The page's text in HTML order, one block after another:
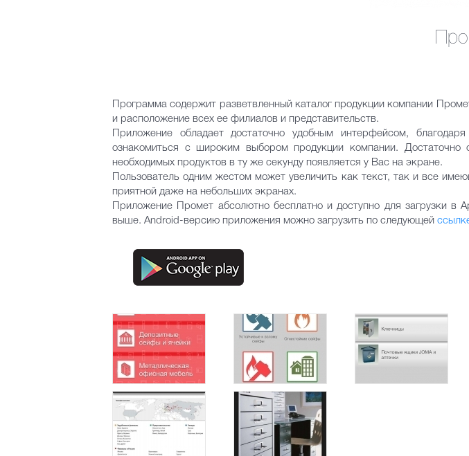
Программа содержит разветвленный каталог продукции компании
и расположение всех ее филиалов и представительств.
Приложение обладает достаточно удобным интерфейсом,
ознакомиться с широким выбором продукции компании.
необходимых продуктов в ту же секунду появляется у Вас на экране.
Пользователь одним жестом может увеличить как текст, так и все
приятной даже на небольших экранах.
Приложение Промет абсолютно бесплатно и доступно для загрузки в
выше. Android-версию приложения можно загрузить по следующей